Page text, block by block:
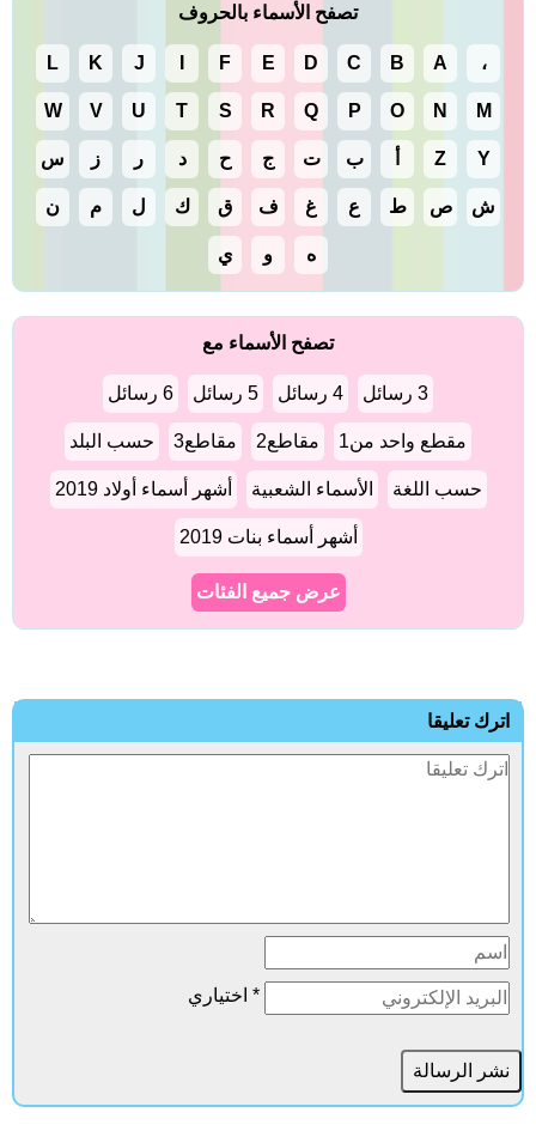
تصفح الأسماء بالحروف
، A
B
C
D
E
F
J
K
L
M
N
O
P
Q
R
S
T
U
V
W
Y
Z ب ت ج ح د ر ز س
ش ص ط ع غ ف ق ك ل م ن
ه و ي
تصفح الأسماء مع
3 رسائل 4 رسائل 5 رسائل 6 رسائل
مقطع واحد من1 مقاطع2 مقاطع3 حسب البلد
حسب اللغة الأسماء الشعبية أشهر أسماء أولاد 2019
أشهر أسماء بنات 2019
عرض جميع الفئات
اترك تعليقا
* اختياري